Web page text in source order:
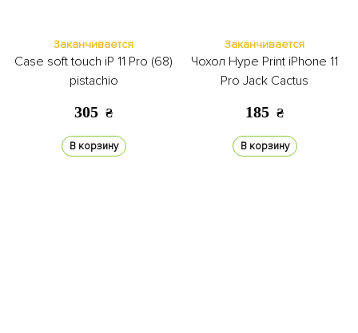
Заканчивается
Case soft touch iP 11 Pro (68)
pistachio
305 ₴
В корзину
Заканчивается
Чохол Hype Print iPhone 11
Pro Jack Cactus
185 ₴
В корзину